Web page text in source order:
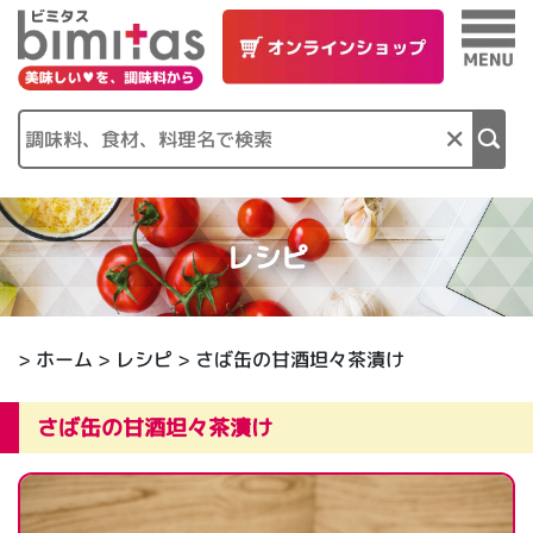
×
レシピ
> ホーム > レシピ > さば缶の甘酒坦々茶漬け
さば缶の甘酒坦々茶漬け